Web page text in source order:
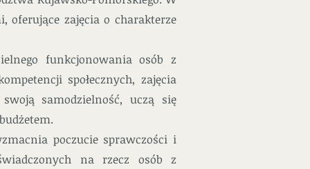
oferujące zajęcia o charakterze
funkcjonowania osób z
społecznych, zajęcia
samodzielność, uczą się
poczucie sprawczości i
na rzecz osób z